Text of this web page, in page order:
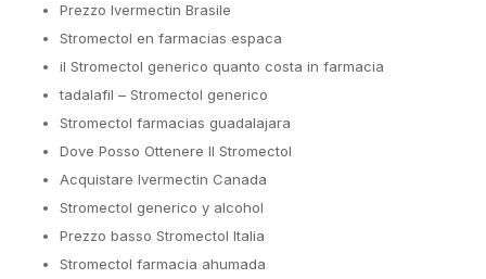
Prezzo Ivermectin Brasile
Stromectol en farmacias espaсa
il Stromectol generico quanto costa in farmacia
tadalafil – Stromectol generico
Stromectol farmacias guadalajara
Dove Posso Ottenere Il Stromectol
Acquistare Ivermectin Canada
Stromectol generico y alcohol
Prezzo basso Stromectol Italia
Stromectol farmacia ahumada